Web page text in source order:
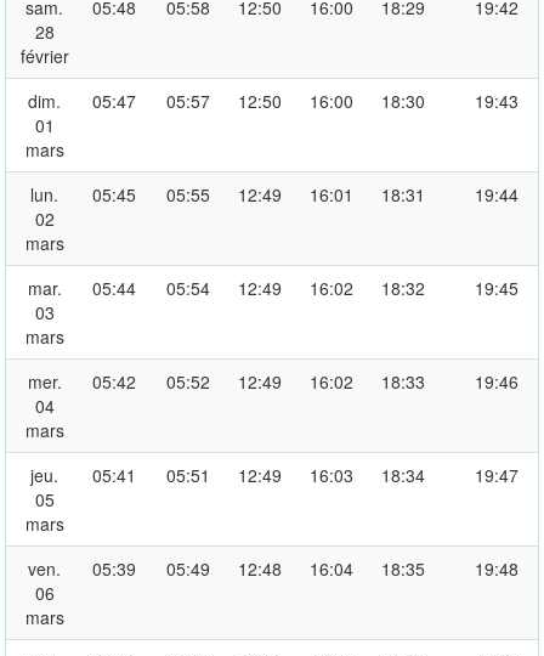
sam.
28
février
05:48 05:58 12:50 16:00 18:29 19:42
dim.
01
mars
05:47 05:57 12:50 16:00 18:30 19:43
lun.
02
mars
05:45 05:55 12:49 16:01 18:31 19:44
mar.
03
mars
05:44 05:54 12:49 16:02 18:32 19:45
mer.
04
mars
05:42 05:52 12:49 16:02 18:33 19:46
jeu.
05
mars
05:41 05:51 12:49 16:03 18:34 19:47
ven.
06
mars
05:39 05:49 12:48 16:04 18:35 19:48